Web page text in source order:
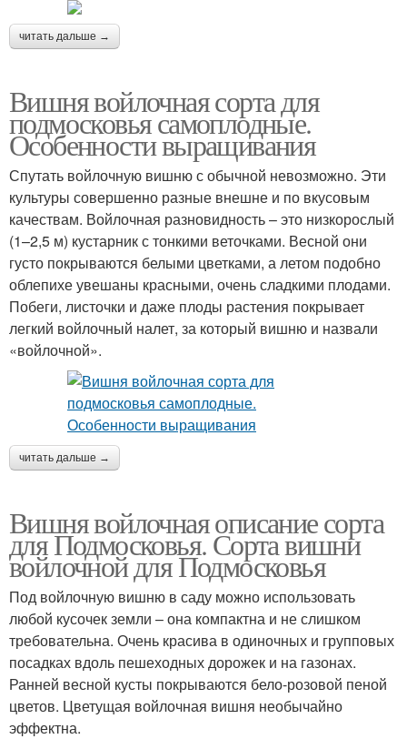
читать дальше →
Вишня войлочная сорта для
подмосковья самоплодные.
Особенности выращивания
Спутать войлочную вишню с обычной невозможно. Эти
культуры совершенно разные внешне и по вкусовым
качествам. Войлочная разновидность – это низкорослый
(1–2,5 м) кустарник с тонкими веточками. Весной они
густо покрываются белыми цветками, а летом подобно
облепихе увешаны красными, очень сладкими плодами.
Побеги, листочки и даже плоды растения покрывает
легкий войлочный налет, за который вишню и назвали
«войлочной».
читать дальше →
Вишня войлочная описание сорта
для Подмосковья. Сорта вишни
войлочной для Подмосковья
Под войлочную вишню в саду можно использовать
любой кусочек земли – она компактна и не слишком
требовательна. Очень красива в одиночных и групповых
посадках вдоль пешеходных дорожек и на газонах.
Ранней весной кусты покрываются бело-розовой пеной
цветов. Цветущая войлочная вишня необычайно
эффектна.